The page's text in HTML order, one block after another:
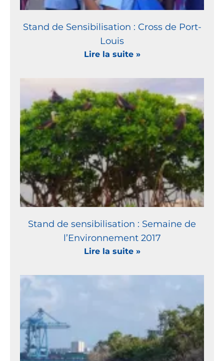
Stand de Sensibilisation : Cross de Port-
Louis
Lire la suite »
Stand de sensibilisation : Semaine de
l’Environnement 2017
Lire la suite »